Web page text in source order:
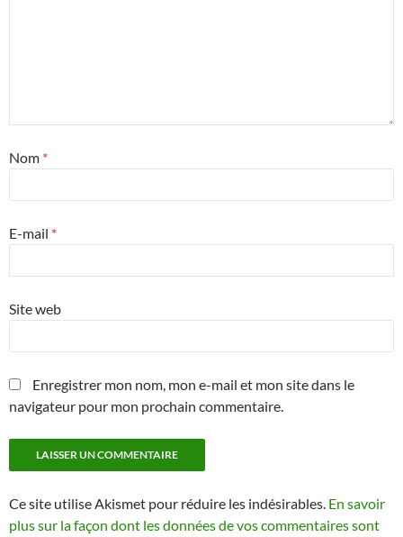
Nom *
E-mail *
Site web
Enregistrer mon nom, mon e-mail et mon site dans le
navigateur pour mon prochain commentaire.
Ce site utilise Akismet pour réduire les indésirables. En savoir
plus sur la façon dont les données de vos commentaires sont